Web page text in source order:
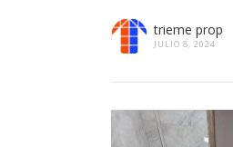
trieme prop
JULIO 8, 2024